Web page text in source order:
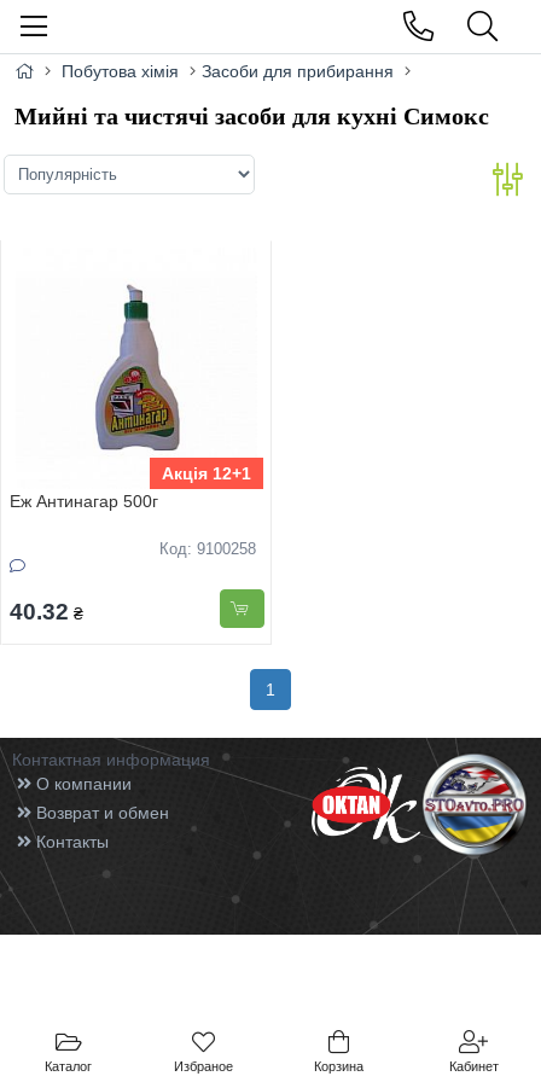
Каталог Избраное Корзина Кабинет
Побутова хімія Засоби для прибирання
Мийні та чистячі засоби для кухні Симокс
Акція 12+1
Еж Антинагар 500г
Код: 9100258
40.32 ₴
1
Контактная информация
О компании
Возврат и обмен
Контакты